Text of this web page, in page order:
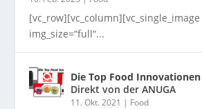
[vc_row][vc_column][vc_single_image
img_size=“full“...
Die Top Food Innovationen
Direkt von der ANUGA
11. Okt. 2021 | Food